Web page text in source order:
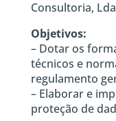
Consultoria,
Objetivos:
– Dotar os
técnicos e
regulamento
– Elaborar e
proteção de